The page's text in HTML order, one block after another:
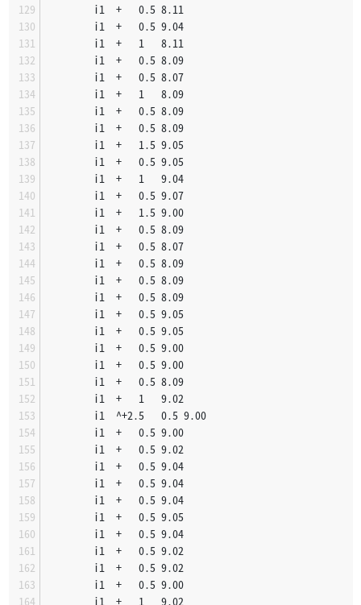
		i1	+	0.5	8.11
		i1	+	0.5	9.04
		i1	+	1	8.11
		i1	+	0.5	8.09
		i1	+	0.5	8.07
		i1	+	1	8.09
		i1	+	0.5	8.09
		i1	+	0.5	8.09
		i1	+	1.5	9.05
		i1	+	0.5	9.05
		i1	+	1	9.04
		i1	+	0.5	9.07
		i1	+	1.5	9.00
		i1	+	0.5	8.09
		i1	+	0.5	8.07
		i1	+	0.5	8.09
		i1	+	0.5	8.09
		i1	+	0.5	8.09
		i1	+	0.5	9.05
		i1	+	0.5	9.05
		i1	+	0.5	9.00
		i1	+	0.5	9.00
		i1	+	0.5	8.09
		i1	+	1	9.02
		i1	^+2.5	0.5	9.00
		i1	+	0.5	9.00
		i1	+	0.5	9.02
		i1	+	0.5	9.04
		i1	+	0.5	9.04
		i1	+	0.5	9.04
		i1	+	0.5	9.05
		i1	+	0.5	9.04
		i1	+	0.5	9.02
		i1	+	0.5	9.02
		i1	+	0.5	9.00
		i1	+	1	9.02